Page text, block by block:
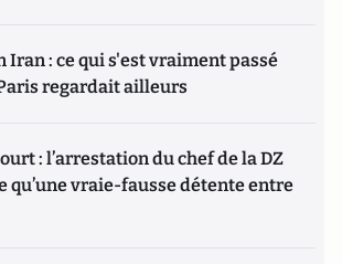
Iran : ce qui s'est vraiment passé
regardait ailleurs
: l’arrestation du chef de la DZ
qu’une vraie-fausse détente entre